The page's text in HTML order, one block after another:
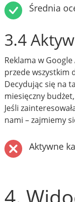
Średnia
3.4
Reklama w
przede wszystkim
Decydując się na
miesięczny
Jeśli
nami – zajmiemy
Aktywne